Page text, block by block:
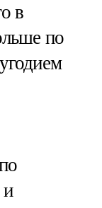
в
по
и